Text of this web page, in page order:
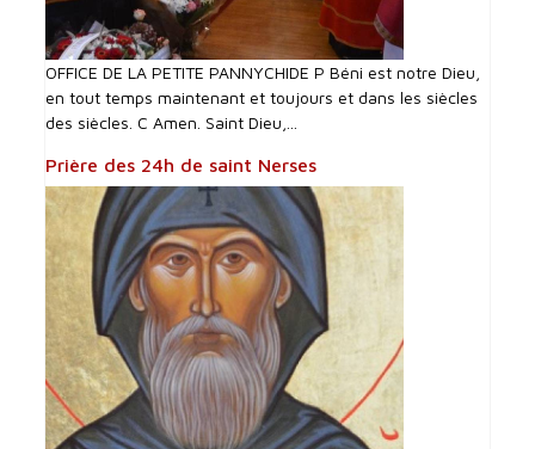
OFFICE DE LA PETITE PANNYCHIDE P Béni est notre Dieu,
en tout temps maintenant et toujours et dans les siècles
des siècles. C Amen. Saint Dieu,...
Prière des 24h de saint Nerses